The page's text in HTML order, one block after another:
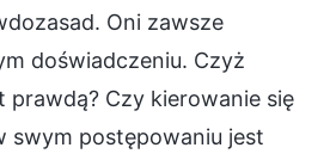
Oni zawsze
doświadczeniu. Czyż
prawdą? Czy kierowanie się
swym postępowaniu jest